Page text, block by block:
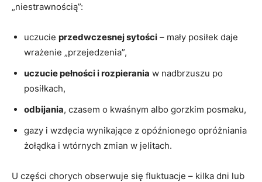
„niestrawnością”:
uczucie przedwczesnej sytości – mały posiłek daje
wrażenie „przejedzenia”,
uczucie pełności i rozpierania w nadbrzuszu po
posiłkach,
odbijania, czasem o kwaśnym albo gorzkim posmaku,
gazy i wzdęcia wynikające z opóźnionego opróżniania
żołądka i wtórnych zmian w jelitach.
U części chorych obserwuje się fluktuacje – kilka dni lub